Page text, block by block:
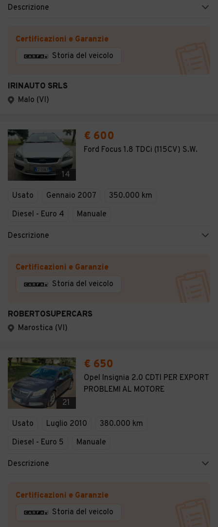
Descrizione
Certificazioni e Garanzie
Storia del veicolo
IRINAUTO SRLS
Malo (VI)
14
€ 600
Ford Focus 1.8 TDCi (115CV) S.W.
Usato Gennaio 2007
350.000 km
Diesel - Euro 4
Manuale
Descrizione
Certificazioni e Garanzie
Storia del veicolo
ROBERTOSUPERCARS
Marostica (VI)
21
€ 650
Opel Insignia 2.0 CDTI PER EXPORT
PROBLEMI AL MOTORE
Usato Luglio 2010
380.000 km
Diesel - Euro 5
Manuale
Descrizione
Certificazioni e Garanzie
Storia del veicolo